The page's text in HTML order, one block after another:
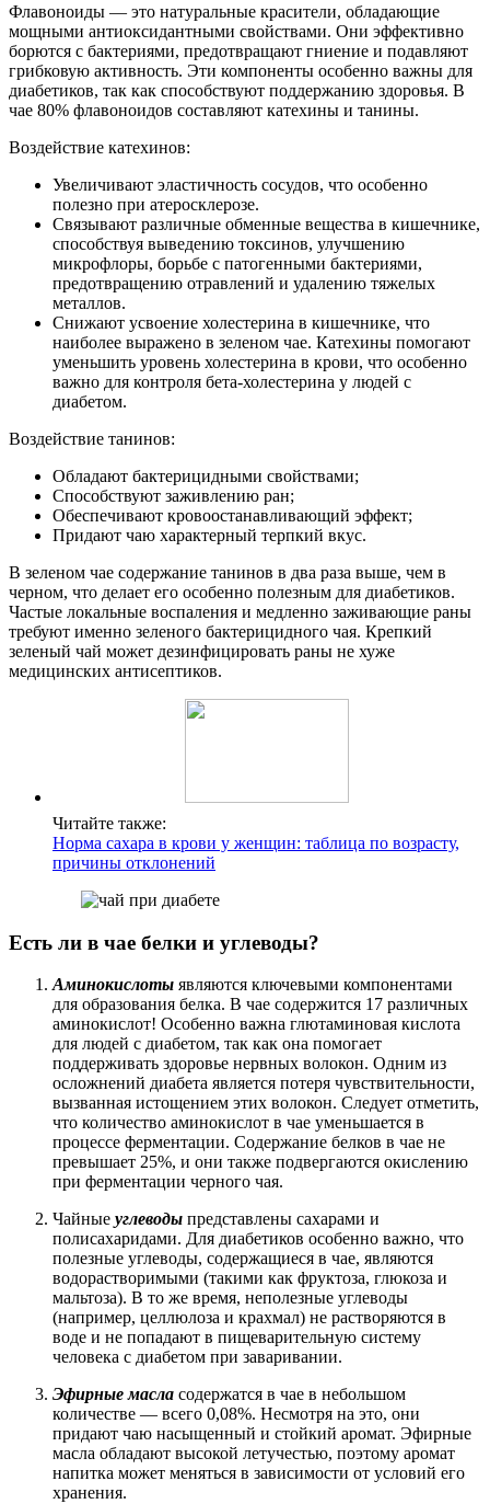
Флавоноиды — это натуральные красители, обладающие
мощными антиоксидантными свойствами. Они эффективно
борются с бактериями, предотвращают гниение и подавляют
грибковую активность. Эти компоненты особенно важны для
диабетиков, так как способствуют поддержанию здоровья. В
чае 80% флавоноидов составляют катехины и танины.
Воздействие катехинов:
Увеличивают эластичность сосудов, что особенно
полезно при атеросклерозе.
Связывают различные обменные вещества в кишечнике,
способствуя выведению токсинов, улучшению
микрофлоры, борьбе с патогенными бактериями,
предотвращению отравлений и удалению тяжелых
металлов.
Снижают усвоение холестерина в кишечнике, что
наиболее выражено в зеленом чае. Катехины помогают
уменьшить уровень холестерина в крови, что особенно
важно для контроля бета-холестерина у людей с
диабетом.
Воздействие танинов:
Обладают бактерицидными свойствами;
Способствуют заживлению ран;
Обеспечивают кровоостанавливающий эффект;
Придают чаю характерный терпкий вкус.
В зеленом чае содержание танинов в два раза выше, чем в
черном, что делает его особенно полезным для диабетиков.
Частые локальные воспаления и медленно заживающие раны
требуют именно зеленого бактерицидного чая. Крепкий
зеленый чай может дезинфицировать раны не хуже
медицинских антисептиков.
Читайте также:
Норма сахара в крови у женщин: таблица по возрасту,
причины отклонений
Есть ли в чае белки и углеводы?
Аминокислоты являются ключевыми компонентами
для образования белка. В чае содержится 17 различных
аминокислот! Особенно важна глютаминовая кислота
для людей с диабетом, так как она помогает
поддерживать здоровье нервных волокон. Одним из
осложнений диабета является потеря чувствительности,
вызванная истощением этих волокон. Следует отметить,
что количество аминокислот в чае уменьшается в
процессе ферментации. Содержание белков в чае не
превышает 25%, и они также подвергаются окислению
при ферментации черного чая.
Чайные углеводы представлены сахарами и
полисахаридами. Для диабетиков особенно важно, что
полезные углеводы, содержащиеся в чае, являются
водорастворимыми (такими как фруктоза, глюкоза и
мальтоза). В то же время, неполезные углеводы
(например, целлюлоза и крахмал) не растворяются в
воде и не попадают в пищеварительную систему
человека с диабетом при заваривании.
Эфирные масла содержатся в чае в небольшом
количестве — всего 0,08%. Несмотря на это, они
придают чаю насыщенный и стойкий аромат. Эфирные
масла обладают высокой летучестью, поэтому аромат
напитка может меняться в зависимости от условий его
хранения.